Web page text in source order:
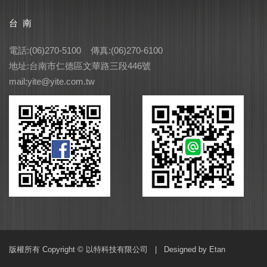
台 南
電話:(06)270-5100 傳真:(06)270-6100
地址:台南市仁德區文華路三段446號
mail:yite@yite.com.tw
版權所有 Copyright © 以特科技有限公司 | Designed by Etan